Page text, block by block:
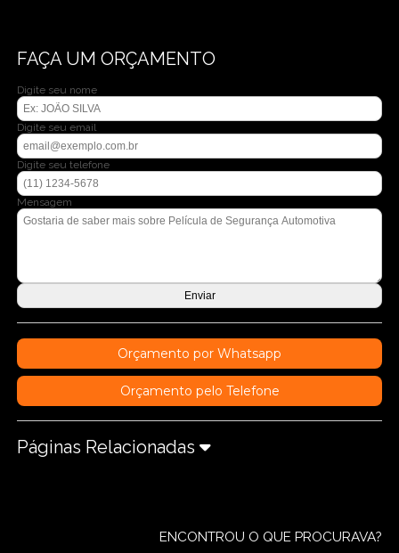
FAÇA UM ORÇAMENTO
Digite seu nome
Digite seu email
Digite seu telefone
Mensagem
Orçamento por Whatsapp
Orçamento pelo Telefone
Páginas Relacionadas
ENCONTROU O QUE PROCURAVA?